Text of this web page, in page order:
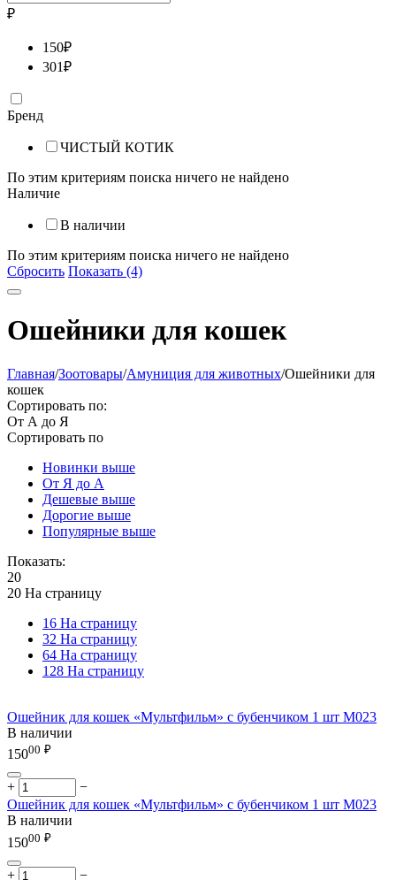
₽
150₽
301₽
Бренд
ЧИСТЫЙ КОТИК
По этим критериям поиска ничего не найдено
Наличие
В наличии
По этим критериям поиска ничего не найдено
Сбросить Показать (4)
Ошейники для кошек
Главная/Зоотовары/Амуниция для животных/Ошейники для
кошек
Сортировать по:
От А до Я
Сортировать по
Новинки выше
От Я до А
Дешевые выше
Дорогие выше
Популярные выше
Показать:
20
20 На страницу
16 На страницу
32 На страницу
64 На страницу
128 На страницу
Ошейник для кошек «Мультфильм» с бубенчиком 1 шт M023
В наличии
15000 ₽
+
−
Ошейник для кошек «Мультфильм» с бубенчиком 1 шт M023
В наличии
15000 ₽
+ −